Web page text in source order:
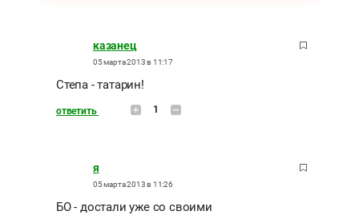
казанец
05 марта 2013 в 11:17
Степа - татарин!
ответить 1
я
05 марта 2013 в 11:26
БО - достали уже со своими